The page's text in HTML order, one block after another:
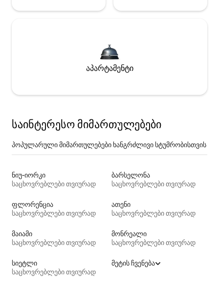
აპარტამენტი
საინტერესო მიმართულებები
პოპულარული მიმართულებები ხანგრძლივი სტუმრობისთვის
ნიუ-იორკი
საცხოვრებლები თვიურად
ბარსელონა
საცხოვრებლები თვიურად
ფლორენცია
საცხოვრებლები თვიურად
ათენი
საცხოვრებლები თვიურად
მაიამი
საცხოვრებლები თვიურად
მონრეალი
საცხოვრებლები თვიურად
სიეტლი
საცხოვრებლები თვიურად
მეტის ჩვენება